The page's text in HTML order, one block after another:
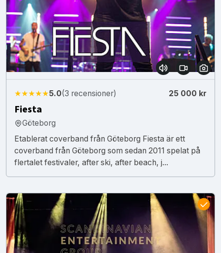
★★★★★5.0(3 recensioner) 25 000 kr
Fiesta
Göteborg
Etablerat coverband från Göteborg Fiesta är ett
coverband från Göteborg som sedan 2011 spelat på
flertalet festivaler, after ski, after beach, j...